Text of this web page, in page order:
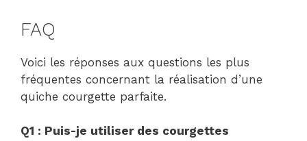
FAQ
Voici les réponses aux questions les plus
fréquentes concernant la réalisation d’une
quiche courgette parfaite.
Q1 : Puis-je utiliser des courgettes